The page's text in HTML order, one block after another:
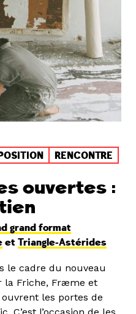
RENCONTRE
ouvertes :
grand format
et Triangle-Astérides
le cadre du nouveau
la Friche, Fræme et
les portes de